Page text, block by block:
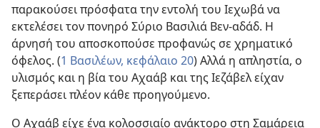
παρακούσει πρόσφατα την εντολή του Ιεχωβά να
εκτελέσει τον πονηρό Σύριο Βασιλιά Βεν-αδάδ. Η
άρνησή του αποσκοπούσε προφανώς σε χρηματικό
όφελος. (1 Βασιλέων, κεφάλαιο 20) Αλλά η απληστία, ο
υλισμός και η βία του Αχαάβ και της Ιεζάβελ είχαν
ξεπεράσει πλέον κάθε προηγούμενο.
Ο Αχαάβ είχε ένα κολοσσιαίο ανάκτορο στη Σαμάρεια